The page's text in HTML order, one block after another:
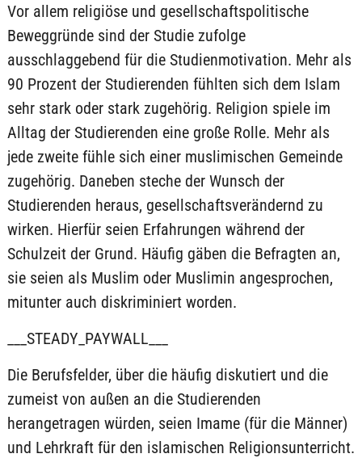
Vor allem religiöse und gesellschaftspolitische
Beweggründe sind der Studie zufolge
ausschlaggebend für die Studienmotivation. Mehr als
90 Prozent der Studierenden fühlten sich dem Islam
sehr stark oder stark zugehörig. Religion spiele im
Alltag der Studierenden eine große Rolle. Mehr als
jede zweite fühle sich einer muslimischen Gemeinde
zugehörig. Daneben steche der Wunsch der
Studierenden heraus, gesellschaftsverändernd zu
wirken. Hierfür seien Erfahrungen während der
Schulzeit der Grund. Häufig gäben die Befragten an,
sie seien als Muslim oder Muslimin angesprochen,
mitunter auch diskriminiert worden.
___STEADY_PAYWALL___
Die Berufsfelder, über die häufig diskutiert und die
zumeist von außen an die Studierenden
herangetragen würden, seien Imame (für die Männer)
und Lehrkraft für den islamischen Religionsunterricht.